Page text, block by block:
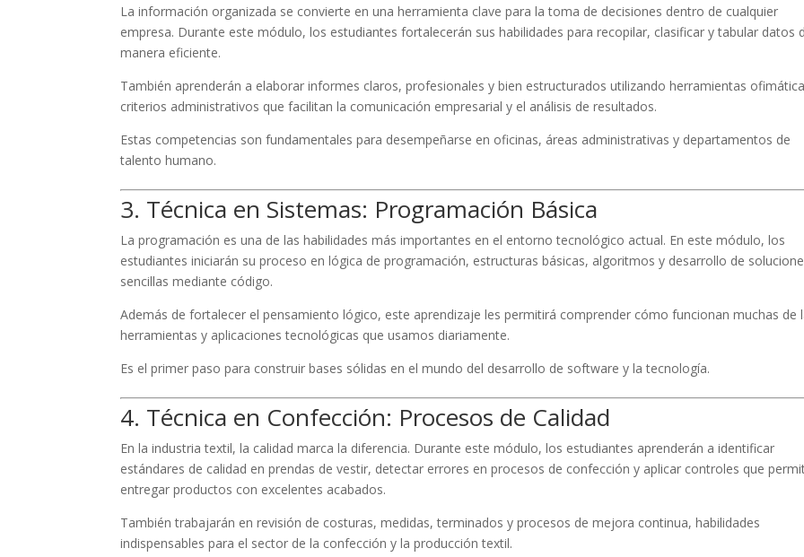
La información organizada se convierte en una herramienta clave para la toma de decisiones dentro de cualquier
empresa. Durante este módulo, los estudiantes fortalecerán sus habilidades para recopilar, clasificar y tabular datos
manera eficiente.
También aprenderán a elaborar informes claros, profesionales y bien estructurados utilizando herramientas
criterios administrativos que facilitan la comunicación empresarial y el análisis de resultados.
Estas competencias son fundamentales para desempeñarse en oficinas, áreas administrativas y departamentos de
talento humano.
3. Técnica en Sistemas: Programación Básica
La programación es una de las habilidades más importantes en el entorno tecnológico actual. En este módulo, los
estudiantes iniciarán su proceso en lógica de programación, estructuras básicas, algoritmos y desarrollo de
sencillas mediante código.
Además de fortalecer el pensamiento lógico, este aprendizaje les permitirá comprender cómo funcionan muchas de
herramientas y aplicaciones tecnológicas que usamos diariamente.
Es el primer paso para construir bases sólidas en el mundo del desarrollo de software y la tecnología.
4. Técnica en Confección: Procesos de Calidad
En la industria textil, la calidad marca la diferencia. Durante este módulo, los estudiantes aprenderán a identificar
estándares de calidad en prendas de vestir, detectar errores en procesos de confección y aplicar controles que
entregar productos con excelentes acabados.
También trabajarán en revisión de costuras, medidas, terminados y procesos de mejora continua, habilidades
indispensables para el sector de la confección y la producción textil.